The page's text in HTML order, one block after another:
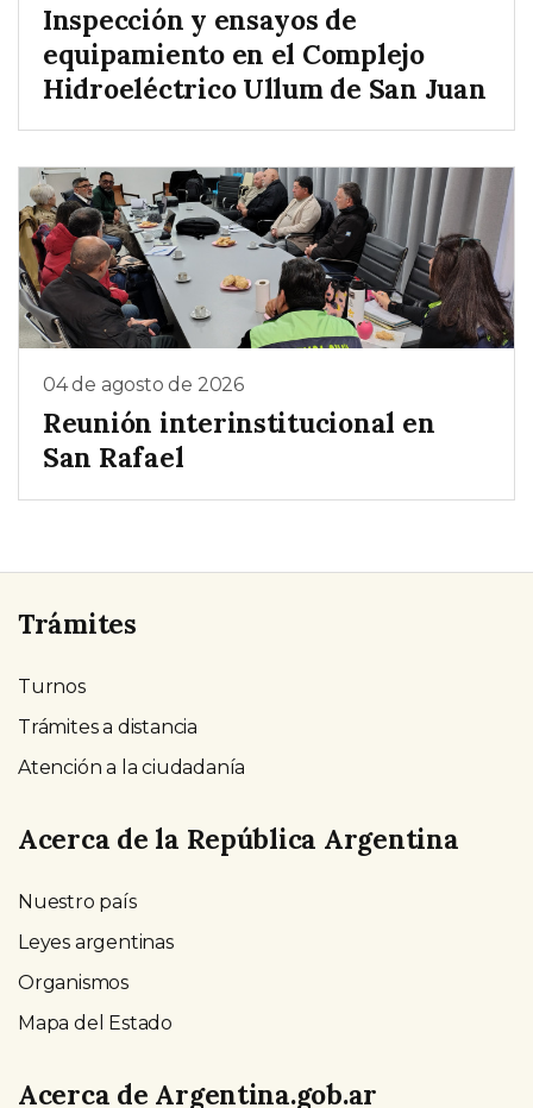
Inspección y ensayos de
equipamiento en el Complejo
Hidroeléctrico Ullum de San Juan
04 de agosto de 2026
Reunión interinstitucional en
San Rafael
Trámites
Turnos
Trámites a distancia
Atención a la ciudadanía
Acerca de la República Argentina
Nuestro país
Leyes argentinas
Organismos
Mapa del Estado
Acerca de Argentina.gob.ar